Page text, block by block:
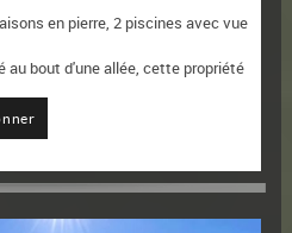
en pierre, 2 piscines avec vue
au bout d'une allée, cette propriété